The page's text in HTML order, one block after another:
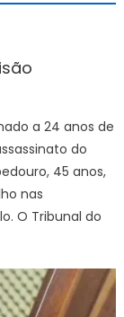
a 24 anos de
do
45 anos,
nas
O Tribunal do